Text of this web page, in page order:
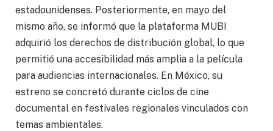
estadounidenses. Posteriormente, en mayo del
mismo año, se informó que la plataforma MUBI
adquirió los derechos de distribución global, lo que
permitió una accesibilidad más amplia a la película
para audiencias internacionales. En México, su
estreno se concretó durante ciclos de cine
documental en festivales regionales vinculados con
temas ambientales.